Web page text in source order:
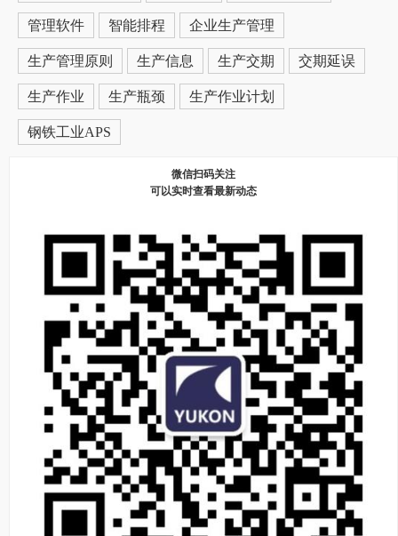
管理软件 智能排程 企业生产管理
生产管理原则 生产信息 生产交期 交期延误
生产作业 生产瓶颈 生产作业计划
钢铁工业APS
微信扫码关注
可以实时查看最新动态